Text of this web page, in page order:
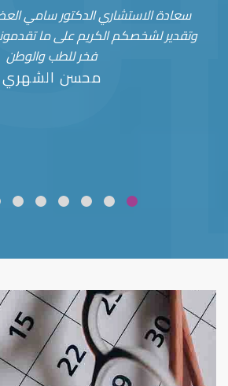
سعادة الاستشاري الدكتور سامي
وتقدير لشخصكم الكريم على ما
فخر للطب والوطن
محسن الشهري
قلوبال لرعاية العين ضعف نظر